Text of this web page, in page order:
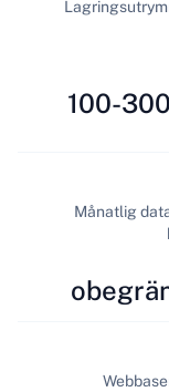
100-
Månatlig